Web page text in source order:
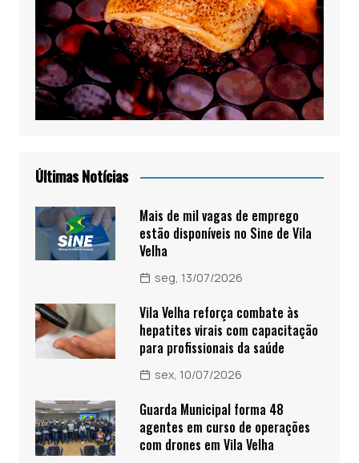
Últimas Notícias
Mais de mil vagas de emprego
estão disponíveis no Sine de Vila
Velha
seg, 13/07/2026
Vila Velha reforça combate às
hepatites virais com capacitação
para profissionais da saúde
sex, 10/07/2026
Guarda Municipal forma 48
agentes em curso de operações
com drones em Vila Velha